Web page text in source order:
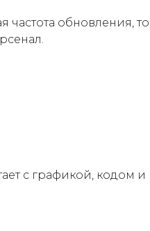
обновления,
с графикой, кодом и